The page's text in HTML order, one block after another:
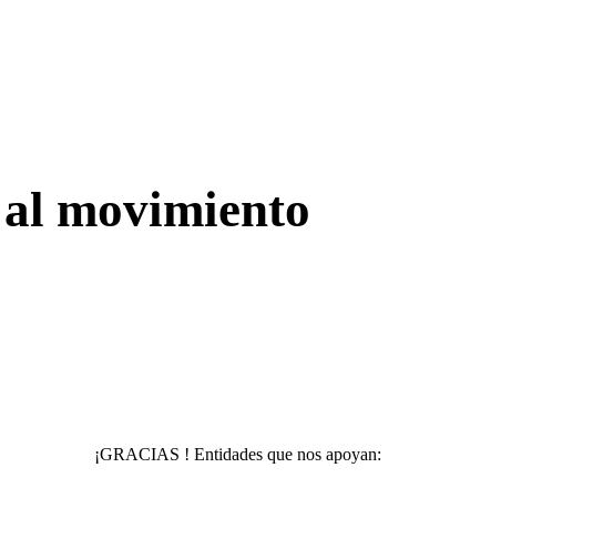
movimiento
¡GRACIAS ! Entidades que nos apoyan: